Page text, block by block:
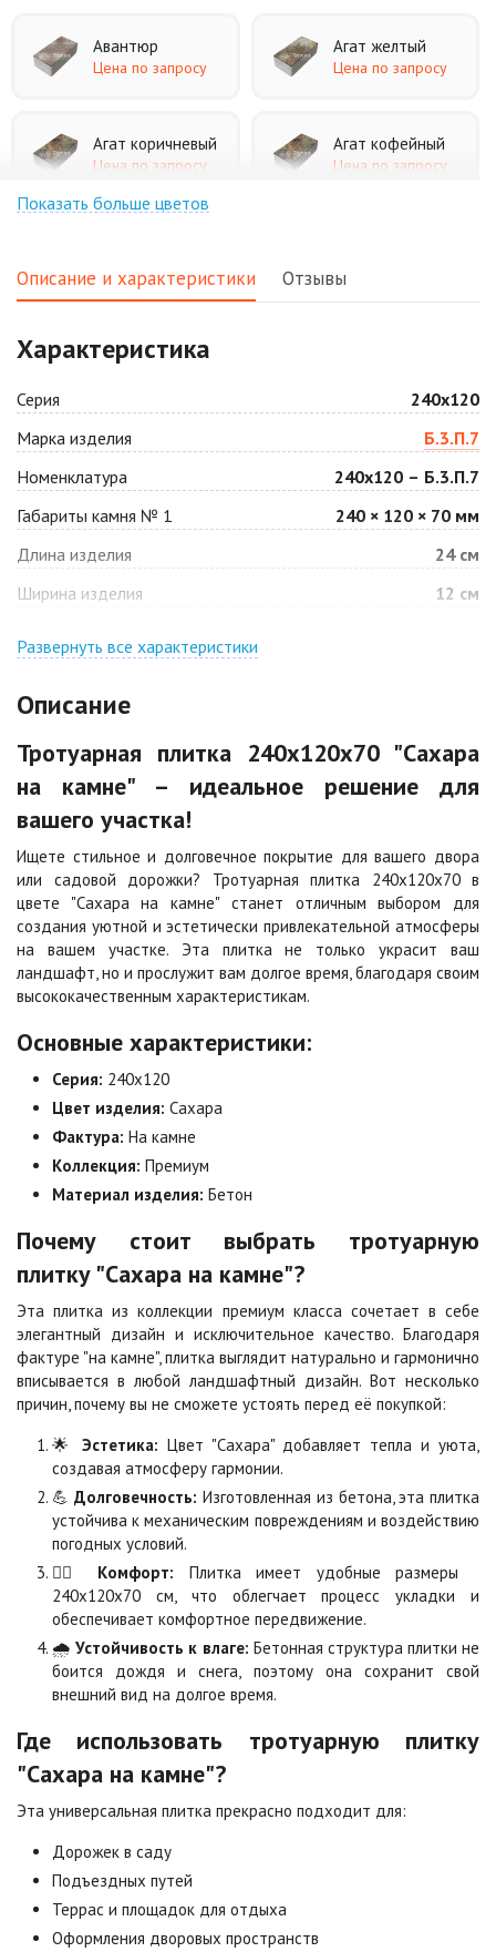
Авантюр
Цена по запросу
Агат желтый
Цена по запросу
Агат коричневый
Цена по запросу
Агат кофейный
Цена по запросу
Цена по запросу
Антрацит
Цена по запросу
Арабская ночь
Цена по запросу
Барселона
Цена по запросу
Белая
Цена по запросу
Цена по запросу
Цена по запросу Цена по запросу
Каир
Клинкер
Цена по запросу
Конго
Цена по запросу
Цена по запросу
Листопад
Цена по запросу
Цена по запросу Цена по запросу
Оранжевая
Цена по запросу
Осень
Цена по запросу
Особая серия Сансет
Сахара
Цена по запросу
Серая
Цена по запросу
Серо-белая
Цена по запросу
Сомон
Цена по запросу
Сорренто
Цена по запросу Цена по запросу
Цена по запросу
Показать больше цветов
Описание и характеристики Отзывы
Характеристика
Серия
240х120
Марка изделия
Б.3.П.7
Номенклатура
240х120 – Б.3.П.7
Габариты камня № 1
240 × 120 × 70 мм
Длина изделия
24 см
Ширина изделия
12 см
Развернуть все характеристики
Описание
Тротуарная плитка 240х120х70 "Сахара
на камне" – идеальное решение для
вашего участка!
Ищете стильное и долговечное покрытие для вашего двора
или садовой дорожки? Тротуарная плитка 240х120х70 в
цвете "Сахара на камне" станет отличным выбором для
создания уютной и эстетически привлекательной атмосферы
на вашем участке. Эта плитка не только украсит ваш
ландшафт, но и прослужит вам долгое время, благодаря своим
высококачественным характеристикам.
Основные характеристики:
Серия: 240х120
Цвет изделия: Сахара
Фактура: На камне
Коллекция: Премиум
Материал изделия: Бетон
Почему стоит выбрать тротуарную
плитку "Сахара на камне"?
Эта плитка из коллекции премиум класса сочетает в себе
элегантный дизайн и исключительное качество. Благодаря
фактуре "на камне", плитка выглядит натурально и гармонично
вписывается в любой ландшафтный дизайн. Вот несколько
причин, почему вы не сможете устоять перед её покупкой:
🌟 Эстетика: Цвет "Сахара" добавляет тепла и уюта,
создавая атмосферу гармонии.
💪Долговечность: Изготовленная из бетона, эта плитка
устойчива к механическим повреждениям и воздействию
погодных условий.
🚶‍♂️ Комфорт: Плитка имеет удобные размеры
240х120х70 см, что облегчает процесс укладки и
обеспечивает комфортное передвижение.
🌧️Устойчивость к влаге: Бетонная структура плитки не
боится дождя и снега, поэтому она сохранит свой
внешний вид на долгое время.
Где использовать тротуарную плитку
"Сахара на камне"?
Эта универсальная плитка прекрасно подходит для:
Дорожек в саду
Подъездных путей
Террас и площадок для отдыха
Оформления дворовых пространств